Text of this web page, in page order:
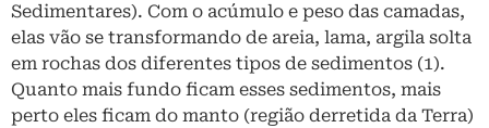
Sedimentares). Com o acúmulo e peso das camadas,
elas vão se transformando de areia, lama, argila solta
em rochas dos diferentes tipos de sedimentos (1).
Quanto mais fundo ficam esses sedimentos, mais
perto eles ficam do manto (região derretida da Terra)